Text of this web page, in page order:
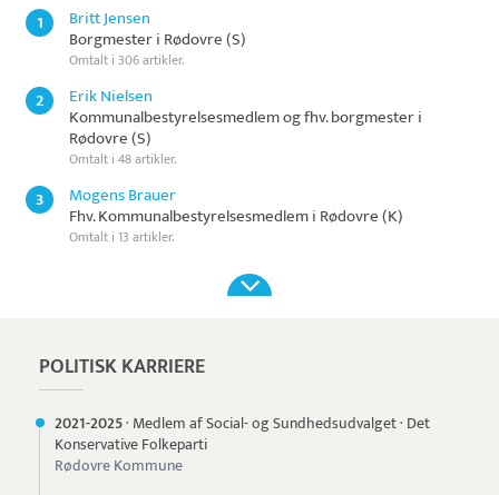
1 Britt Jensen
Borgmester i Rødovre (S)
Omtalt i 306 artikler.
2 Erik Nielsen
Kommunalbestyrelsesmedlem og fhv. borgmester i
Rødovre (S)
Omtalt i 48 artikler.
3 Mogens Brauer
Fhv. Kommunalbestyrelsesmedlem i Rødovre (K)
Omtalt i 13 artikler.
POLITISK KARRIERE
2021-2025· Medlem af Social- og Sundhedsudvalget· Det
Konservative Folkeparti
Rødovre Kommune